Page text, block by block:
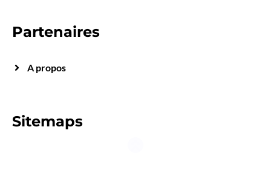
Partenaires
A propos
Sitemaps